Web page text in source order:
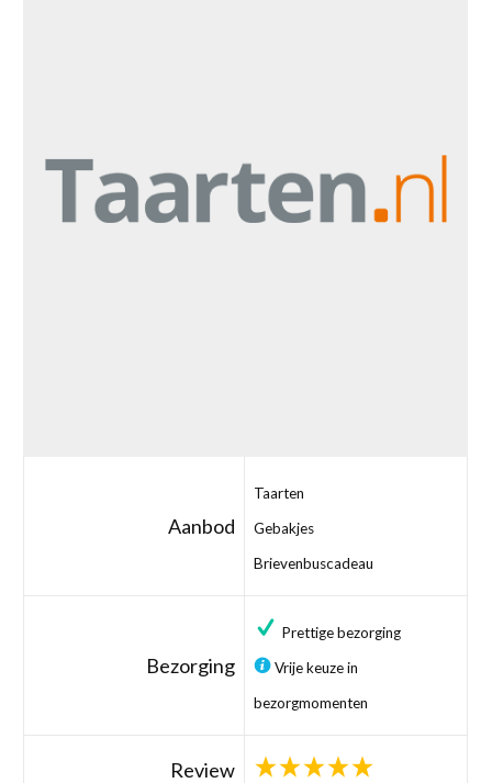
Aanbod
Taarten
Gebakjes
Brievenbuscadeau
Bezorging
Prettige bezorging
Vrije keuze in
bezorgmomenten
Review